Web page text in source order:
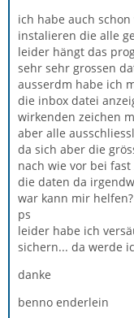
ich habe auch
instalieren die alle
leider hängt das
sehr sehr grossen
ausserdm habe ich
die inbox datei
wirkenden zeichen
aber alle
da sich aber die
nach wie vor bei
die daten da
war kann mir helfen?
ps
leider habe ich
sichern... da werde
danke
benno enderlein